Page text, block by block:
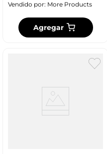
Vendido por: More Products
Agregar